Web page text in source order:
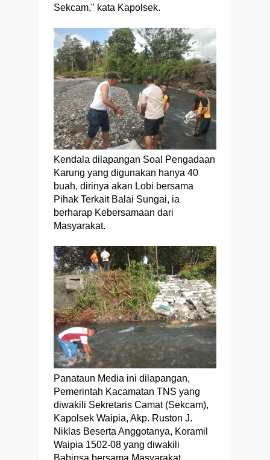
Sekcam," kata Kapolsek.
Kendala dilapangan Soal Pengadaan
Karung yang digunakan hanya 40
buah, dirinya akan Lobi bersama
Pihak Terkait Balai Sungai, ia
berharap Kebersamaan dari
Masyarakat.
Panataun Media ini dilapangan,
Pemerintah Kacamatan TNS yang
diwakili Sekretaris Camat (Sekcam),
Kapolsek Waipia, Akp. Ruston J.
Niklas Beserta Anggotanya, Koramil
Waipia 1502-08 yang diwakili
Babinsa bersama Masyarakat